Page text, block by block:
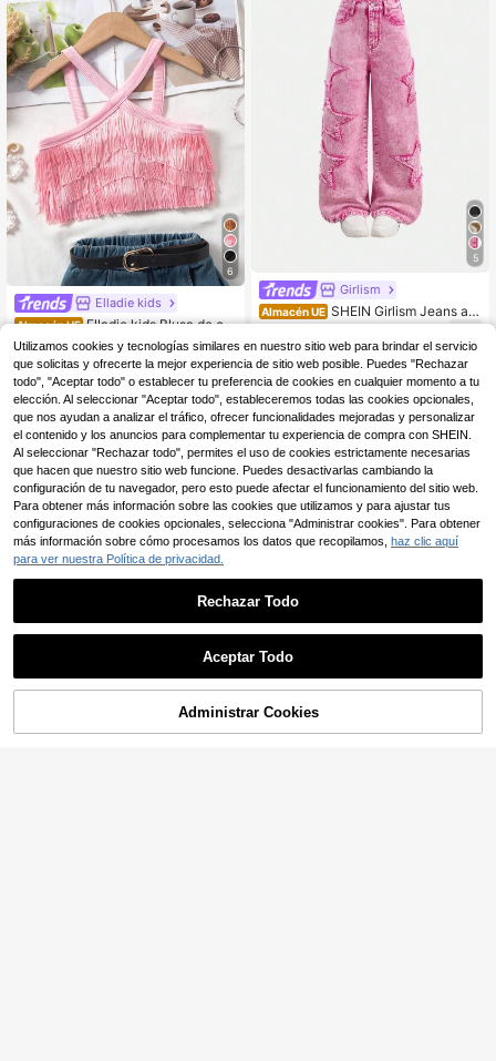
6
Elladie kids
Almacén UE Elladie kids Blusa de cu
ello halter con diseño de flecos mult
icapa, adecuada para actividades d
iarias de verano de niñas jóvenes
#2 Más vendidos
en Vacaciones Tops para chicas jóvenes
(500+)
5 ,99€
5
Girlism
Almacén UE SHEIN Girlism Jeans an
chos y holgados de mezclilla con p
arches de estrellas, lavado rosa, de
sgastados y deshilachados, estilo Y
2K para niña preadolescente
AÑADIR A LA BOLSA
Utilizamos cookies y tecnologías similares en nuestro sitio web para brindar el servicio
que solicitas y ofrecerte la mejor experiencia de sitio web posible. Puedes "Rechazar
todo", "Aceptar todo" o establecer tu preferencia de cookies en cualquier momento a tu
elección. Al seleccionar "Aceptar todo", estableceremos todas las cookies opcionales,
que nos ayudan a analizar el tráfico, ofrecer funcionalidades mejoradas y personalizar
el contenido y los anuncios para complementar tu experiencia de compra con SHEIN.
Al seleccionar "Rechazar todo", permites el uso de cookies estrictamente necesarias
que hacen que nuestro sitio web funcione. Puedes desactivarlas cambiando la
configuración de tu navegador, pero esto puede afectar el funcionamiento del sitio web.
Para obtener más información sobre las cookies que utilizamos y para ajustar tus
configuraciones de cookies opcionales, selecciona "Administrar cookies". Para obtener
más información sobre cómo procesamos los datos que recopilamos, haz clic aquí
para ver nuestra Política de privacidad.
Rechazar Todo
Aceptar Todo
Administrar Cookies